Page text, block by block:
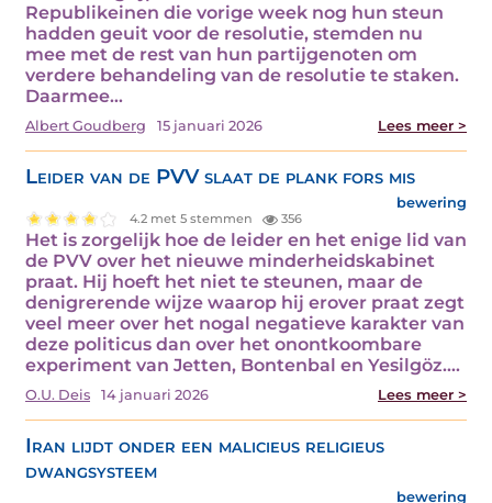
Republikeinen die vorige week nog hun steun
hadden geuit voor de resolutie, stemden nu
mee met de rest van hun partijgenoten om
verdere behandeling van de resolutie te staken.
Daarmee…
Albert Goudberg 15 januari 2026 Lees meer >
Leider van de PVV slaat de plank fors mis
bewering
4.2 met 5 stemmen 356
Het is zorgelijk hoe de leider en het enige lid van
de PVV over het nieuwe minderheidskabinet
praat. Hij hoeft het niet te steunen, maar de
denigrerende wijze waarop hij erover praat zegt
veel meer over het nogal negatieve karakter van
deze politicus dan over het onontkoombare
experiment van Jetten, Bontenbal en Yesilgöz.…
O.U. Deis 14 januari 2026 Lees meer >
Iran lijdt onder een malicieus religieus
dwangsysteem
bewering